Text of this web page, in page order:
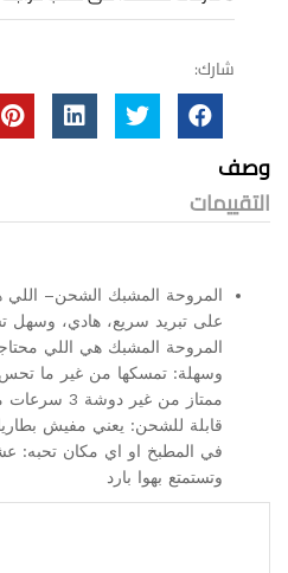
شارك:
وصف
التقييمات
المروحة المشبك الشحن– اللي
على تبريد سريع، هادي،
المروحة المشبك هي اللي
وسهلة: تمسكها من غير ما تحس
ممتاز من
قابلة للشحن: يعني مفيش
في المطبخ او اي مكان تحبه:
وتستمتع بهوا بارد